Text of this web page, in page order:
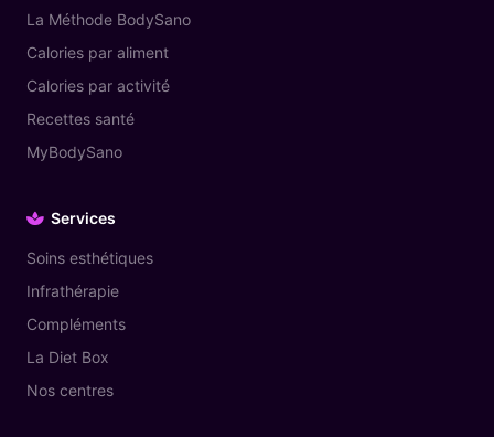
La Méthode BodySano
Calories par aliment
Calories par activité
Recettes santé
MyBodySano
Services
Soins esthétiques
Infrathérapie
Compléments
La Diet Box
Nos centres